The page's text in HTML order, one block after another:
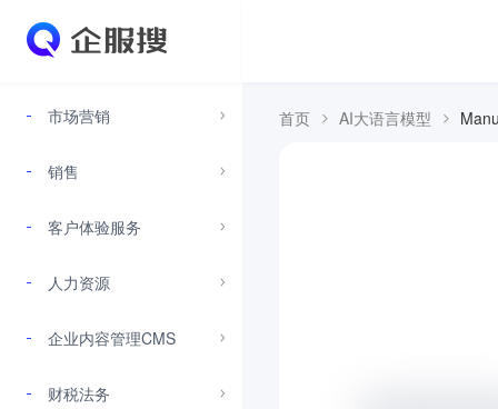
市场营销
销售
客户体验服务
人力资源
企业内容管理CMS
财税法务
首页 AI大语言模型